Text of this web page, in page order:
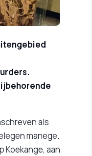
als
manege.
Koekange, aan